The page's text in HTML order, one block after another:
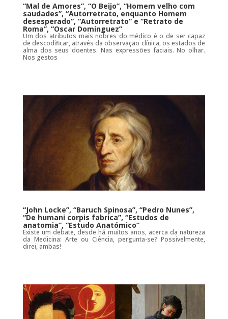
“Mal de Amores”, “O Beijo”, “Homem velho com
saudades”, “Autorretrato, enquanto Homem
desesperado”, “Autorretrato” e “Retrato de
Roma”, “Oscar Dominguez”
Um dos atributos mais nobres do médico é o de ser capaz
de descodificar, através da observação clínica, os estados de
alma dos seus doentes. Nas expressões faciais. No olhar.
Nos gestos
“John Locke”, “Baruch Spinosa”, “Pedro Nunes”,
“De humani corpis fabrica”, “Estudos de
anatomia”, “Estudo Anatómico”
Existe um debate, desde há muitos anos, acerca da natureza
da Medicina: Arte ou Ciência, pergunta-se? Possivelmente,
direi, ambas!